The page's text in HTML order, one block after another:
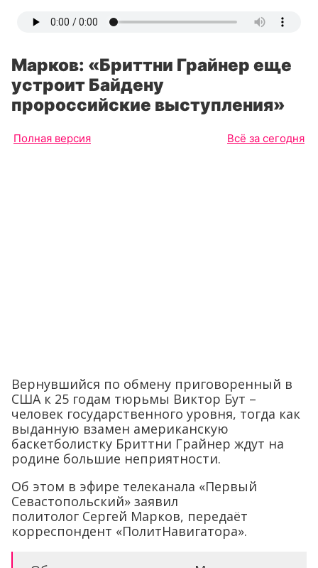
Марков: «Бриттни Грайнер еще
устроит Байдену
пророссийские выступления»
Полная версия Всё за сегодня
Вернувшийся по обмену приговоренный в
США к 25 годам тюрьмы Виктор Бут –
человек государственного уровня, тогда как
выданную взамен американскую
баскетболистку Бриттни Грайнер ждут на
родине большие неприятности.
Об этом в эфире телеканала «Первый
Севастопольский» заявил
политолог Сергей Марков, передаёт
корреспондент «ПолитНавигатора».